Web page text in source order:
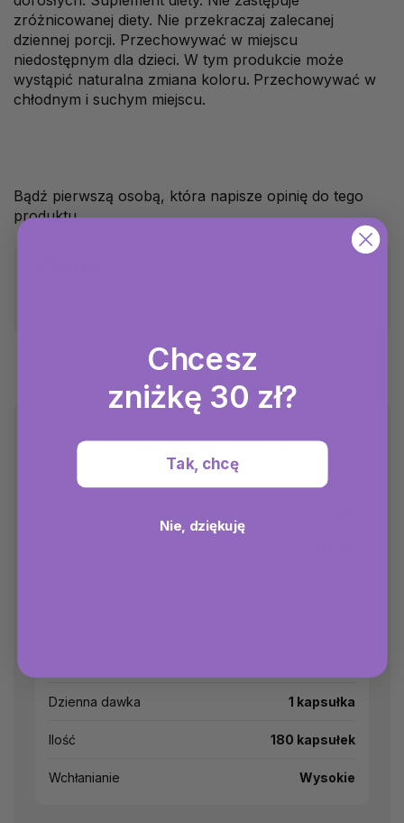
zróżnicowanej diety. Nie przekraczaj zalecanej
dziennej porcji. Przechowywać w miejscu
niedostępnym dla dzieci. W tym produkcie może
wystąpić naturalna zmiana koloru. Przechowywać w
chłodnym i suchym miejscu.
Bądź pierwszą osobą, która napisze opinię do tego
produktu.
Dzienna dawka 1 kapsułka
Ilość 180 kapsułek
Wchłanianie Wysokie
Chcesz
zniżkę 30 zł?
Tak, chcę
Nie, dziękuję